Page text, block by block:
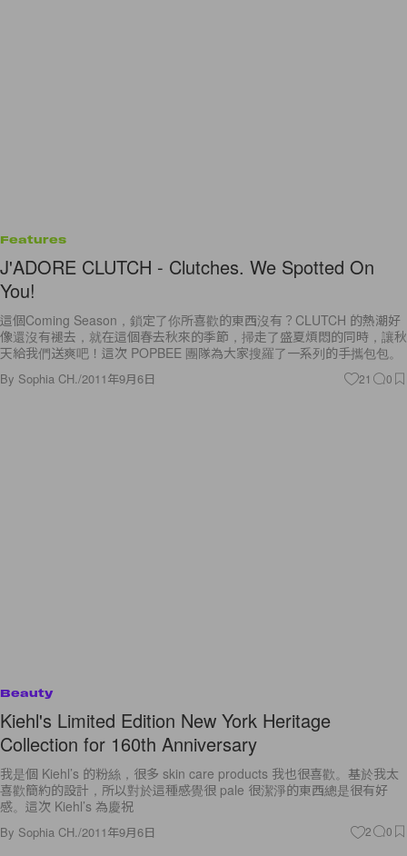
Features
J'ADORE CLUTCH - Clutches. We Spotted On
You!
這個Coming Season，鎖定了你所喜歡的東西沒有？CLUTCH 的熱潮好
像還沒有褪去，就在這個春去秋來的季節，掃走了盛夏煩悶的同時，讓秋
天給我們送爽吧！這次 POPBEE 團隊為大家搜羅了一系列的手攜包包。
By Sophia CH./2011年9月6日 21 0
Beauty
Kiehl's Limited Edition New York Heritage
Collection for 160th Anniversary
我是個 Kiehl’s 的粉絲，很多 skin care products 我也很喜歡。基於我太
喜歡簡約的設計，所以對於這種感覺很 pale 很潔淨的東西總是很有好
感。這次 Kiehl’s 為慶祝
By Sophia CH./2011年9月6日 2 0